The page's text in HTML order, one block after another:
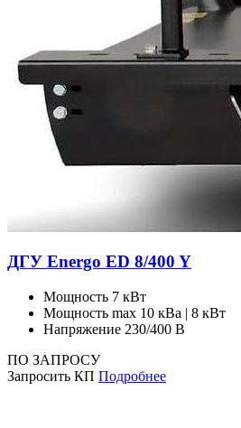
ДГУ Energo ED 8/400 Y
Мощность 7 кВт
Мощность max 10 кВа | 8 кВт
Напряжение 230/400 В
ПО ЗАПРОСУ
Запросить КП Подробнее